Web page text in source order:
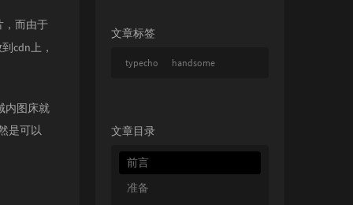
，而由于
cdn上，
内图床就
是可以
文章标签
typecho handsome
文章目录
前言
准备